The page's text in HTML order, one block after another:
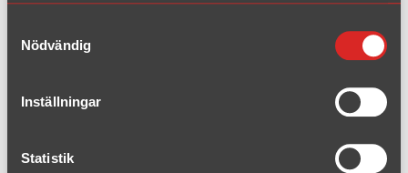
Nödvändig
Inställningar
Statistik
1994 - 2002
1998 - 2006